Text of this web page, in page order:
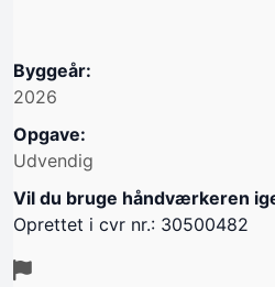
Byggeår:
2026
Opgave:
Udvendig
Vil du bruge håndværkeren
Oprettet i cvr nr.: 30500482